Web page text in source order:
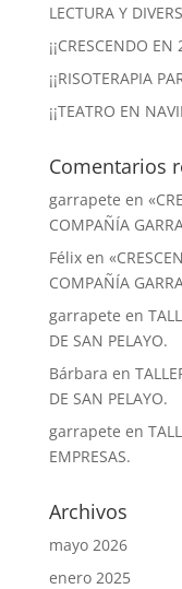
LECTURA Y
¡¡CRESCENDO EN
¡¡RISOTERAPIA
¡¡TEATRO EN
Comentarios
garrapete en
COMPAÑÍA
Félixen
COMPAÑÍA
garrapete en
DE SAN PELAYO.
Bárbara en
DE SAN PELAYO.
garrapete en
EMPRESAS.
Archivos
mayo 2026
enero 2025